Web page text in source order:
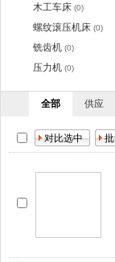
木工车床 (0)
螺纹滚压机床 (0)
铣齿机 (0)
压力机 (0)
全部 供应